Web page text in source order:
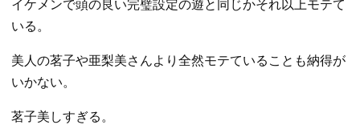
イケメンで頭の良い完璧設定の遊と同じかそれ以上モテて
いる。
美人の茗子や亜梨美さんより全然モテていることも納得が
いかない。
茗子美しすぎる。